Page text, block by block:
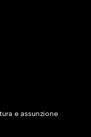
e assunzione